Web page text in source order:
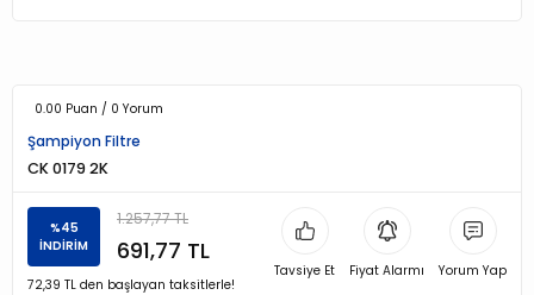
0.00 Puan / 0 Yorum
Şampiyon Filtre
CK 0179 2K
%45
İNDİRİM
1.257,77 TL
691,77 TL
72,39 TL den başlayan taksitlerle!
Tavsiye Et Fiyat Alarmı Yorum Yap